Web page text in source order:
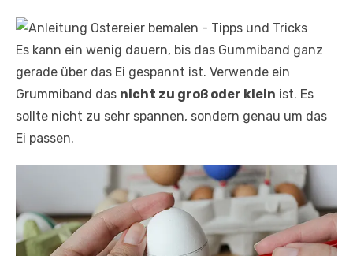
Es kann ein wenig dauern, bis das Gummiband ganz
gerade über das Ei gespannt ist. Verwende ein
Grummiband das nicht zu groß oder klein ist. Es
sollte nicht zu sehr spannen, sondern genau um das
Ei passen.